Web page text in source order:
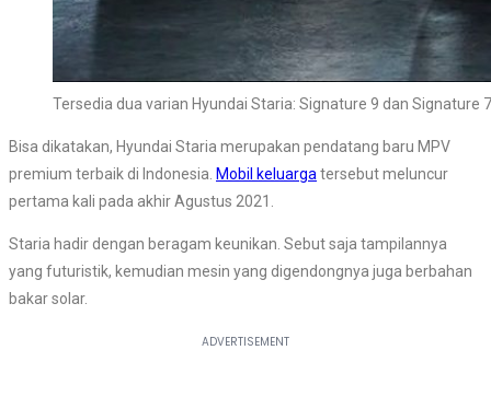
Tersedia dua varian Hyundai Staria: Signature 9 dan Signature 7
Bisa dikatakan, Hyundai Staria merupakan pendatang baru MPV
premium terbaik di Indonesia. Mobil keluargatersebut meluncur
pertama kali pada akhir Agustus 2021.
Staria hadir dengan beragam keunikan. Sebut saja tampilannya
yang futuristik, kemudian mesin yang digendongnya juga berbahan
bakar solar.